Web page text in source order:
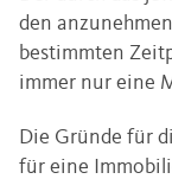
den
bestimmten
immer nur eine
Die Gründe für
für eine